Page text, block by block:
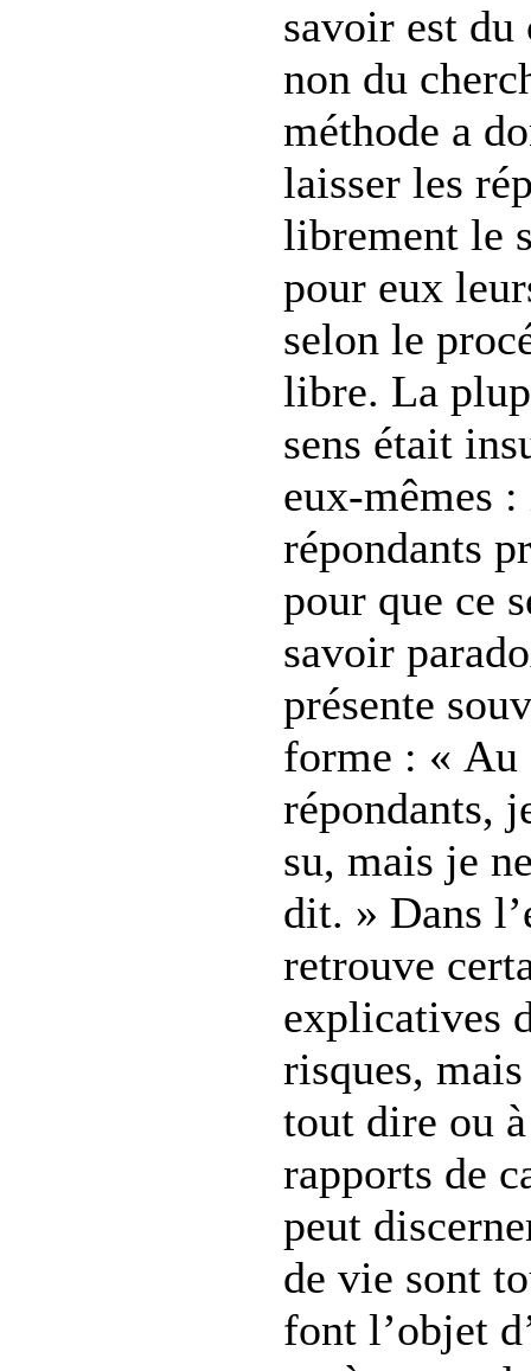
savoir est du
non du
méthode a
laisser les
librement le
pour eux
selon le
libre. La
sens était
eux-mêmes
répondants
pour que ce
savoir
présente
forme : « Au
répondants,
su, mais je
dit. » Dans
retrouve
explicatives
risques,
tout dire ou
rapports de
peut
de vie sont
font l’objet